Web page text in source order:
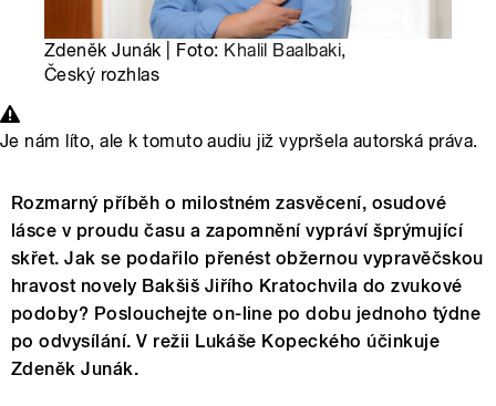
Zdeněk Junák | Foto: Khalil Baalbaki,
Český rozhlas
Je nám líto, ale k tomuto audiu již vypršela autorská práva.
Rozmarný příběh o milostném zasvěcení, osudové
lásce v proudu času a zapomnění vypráví šprýmující
skřet. Jak se podařilo přenést obžernou vypravěčskou
hravost novely Bakšiš Jiřího Kratochvila do zvukové
podoby? Poslouchejte on-line po dobu jednoho týdne
po odvysílání. V režii Lukáše Kopeckého účinkuje
Zdeněk Junák.